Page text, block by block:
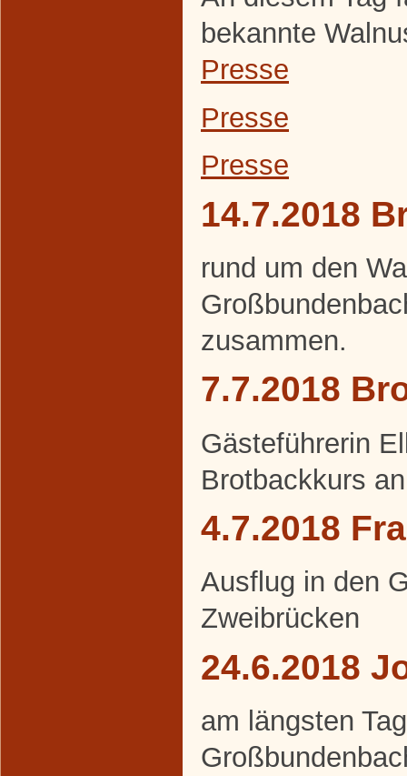
bekannte
Presse
Presse
Presse
14.7.2018
rund um den
zusammen.
7.7.2018
Gästeführerin
Brotbackkurs
4.7.2018
Ausflug in den
Zweibrücken
24.6.2018
am längsten